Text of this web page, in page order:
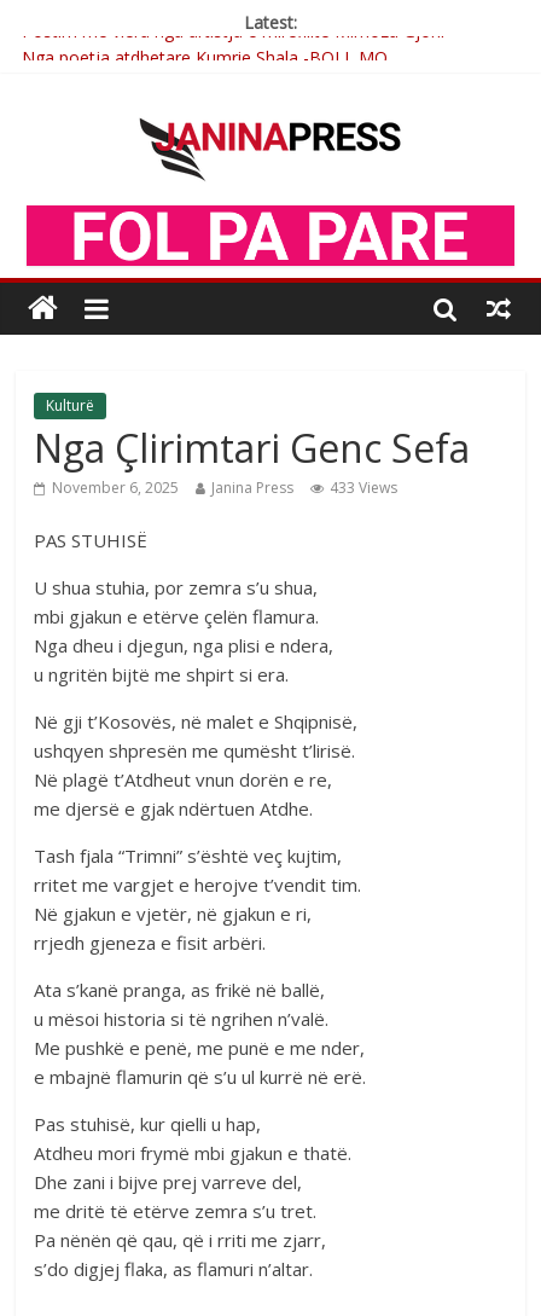
Latest:
Postim me vlera nga artistja e mirëfilltë Mimoza Gjoni
Nga poetja atdhetare Kumrie Shala -BOLL MO
Çlirimtari Mentor Mushkolaj nderohet me mirenjohje nga
Xhevdet Qeriqi Dega e invalidëve në Fushë Kosovë
Kulturë
Nga Çlirimtari Genc Sefa
November 6, 2025 Janina Press 433 Views
PAS STUHISË
U shua stuhia, por zemra s’u shua,
mbi gjakun e etërve çelën flamura.
Nga dheu i djegun, nga plisi e ndera,
u ngritën bijtë me shpirt si era.
Në gji t’Kosovës, në malet e Shqipnisë,
ushqyen shpresën me qumësht t’lirisë.
Në plagë t’Atdheut vnun dorën e re,
me djersë e gjak ndërtuen Atdhe.
Tash fjala “Trimni” s’është veç kujtim,
rritet me vargjet e herojve t’vendit tim.
Në gjakun e vjetër, në gjakun e ri,
rrjedh gjeneza e fisit arbëri.
Ata s’kanë pranga, as frikë në ballë,
u mësoi historia si të ngrihen n’valë.
Me pushkë e penë, me punë e me nder,
e mbajnë flamurin që s’u ul kurrë në erë.
Pas stuhisë, kur qielli u hap,
Atdheu mori frymë mbi gjakun e thatë.
Dhe zani i bijve prej varreve del,
me dritë të etërve zemra s’u tret.
Pa nënën që qau, që i rriti me zjarr,
s’do digjej flaka, as flamuri n’altar.